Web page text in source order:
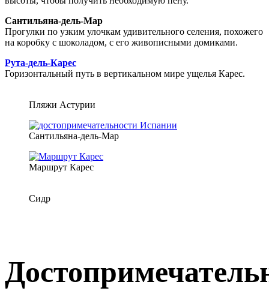
Сантильяна-дель-Мар
Прогулки по узким улочкам удивительного селения, похожего
на коробку с шоколадом, с его живописными домиками.
Рута-дель-Карес
Горизонтальный путь в вертикальном мире ущелья Карес.
Пляжи Астурии
Сантильяна-дель-Мар
Маршрут Карес
Сидр